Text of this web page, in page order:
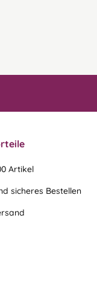
Artikel
sicheres Bestellen